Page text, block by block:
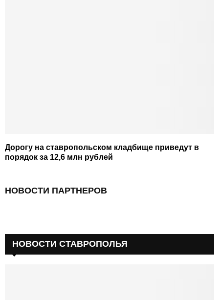
Дорогу на ставропольском кладбище приведут в
порядок за 12,6 млн рублей
НОВОСТИ ПАРТНЕРОВ
НОВОСТИ СТАВРОПОЛЬЯ